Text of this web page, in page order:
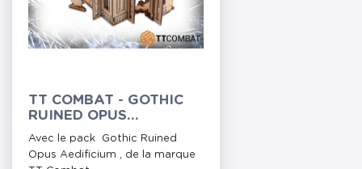
TT COMBAT - GOTHIC
RUINED OPUS
AEDIFICIUM
Avec le pack Gothic Ruined
Opus Aedificium , de la marque